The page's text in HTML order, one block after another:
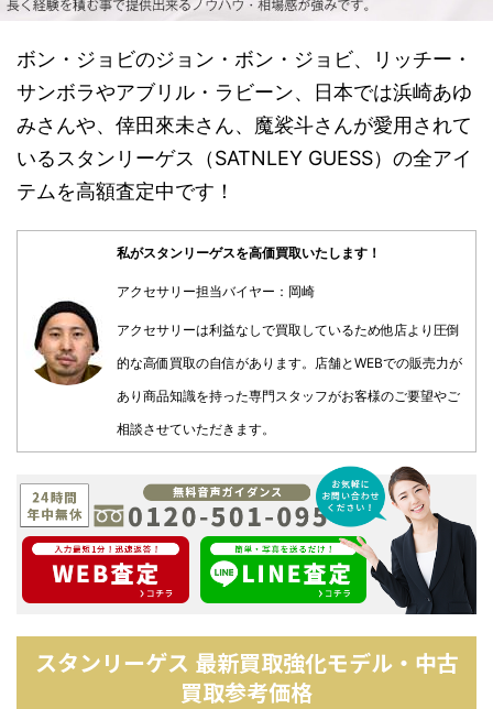
ボン・ジョビのジョン・ボン・ジョビ、リッチー・
サンボラやアブリル・ラビーン、日本では浜崎あゆ
みさんや、倖田來未さん、魔裟斗さんが愛用されて
いるスタンリーゲス（SATNLEY GUESS）の全アイ
テムを高額査定中です！
私がスタンリーゲスを高価買取いたします！
アクセサリー担当バイヤー：岡崎
アクセサリーは利益なしで買取しているため他店より圧倒
的な高価買取の自信があります。店舗とWEBでの販売力が
あり商品知識を持った専門スタッフがお客様のご要望やご
相談させていただきます。
スタンリーゲス 最新買取強化モデル・中古
買取参考価格